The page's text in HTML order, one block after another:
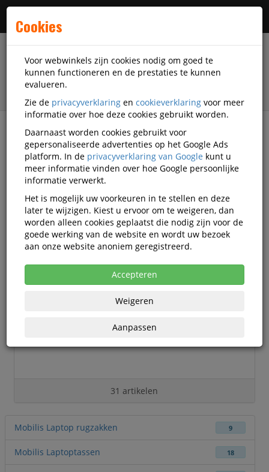
filter
Accessoires Mobilis
Mobilis accessoires
Mobilis Computertassen
31 artikelen
Mobilis Laptop rugzakken 9
Mobilis Laptoptassen 18
Cookies
Voor webwinkels zijn cookies nodig om goed te
kunnen functioneren en de prestaties te kunnen
evalueren.
Zie de privacyverklaring en cookieverklaring voor meer
informatie over hoe deze cookies gebruikt worden.
Daarnaast worden cookies gebruikt voor
gepersonaliseerde advertenties op het Google Ads
platform. In de privacyverklaring van Google kunt u
meer informatie vinden over hoe Google persoonlijke
informatie verwerkt.
Het is mogelijk uw voorkeuren in te stellen en deze
later te wijzigen. Kiest u ervoor om te weigeren, dan
worden alleen cookies geplaatst die nodig zijn voor de
goede werking van de website en wordt uw bezoek
aan onze website anoniem geregistreerd.
Accepteren
Weigeren
Aanpassen